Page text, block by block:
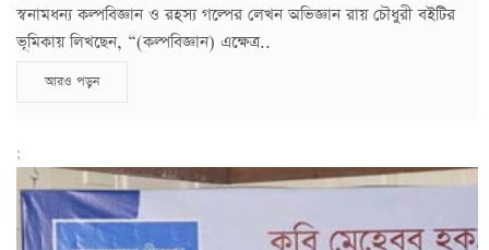
স্বনামধন্য কল্পবিজ্ঞান ও রহস্য গল্পের লেখন অভিজ্ঞান রায় চৌধুরী বইটির
ভূমিকায় লিখছেন, “(কল্পবিজ্ঞান) এক্ষেত্র..
আরও পড়ুন
;